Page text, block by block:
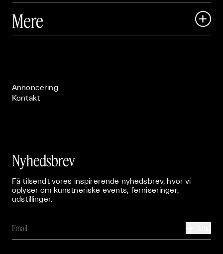
 Art Matter Festival
Mere 
Annoncering
Kontakt
Nyhedsbrev
Få tilsendt vores inspirerende nyhedsbrev, hvor vi
oplyser om kunstneriske events, ferniseringer,
udstillinger.